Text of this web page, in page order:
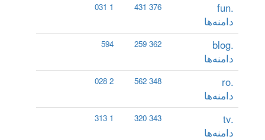
.fun
دامنه‌ها
376 431
1 031
.blog
دامنه‌ها
362 259
594
.ro
دامنه‌ها
348 562
2 028
.tv
دامنه‌ها
343 320
1 313